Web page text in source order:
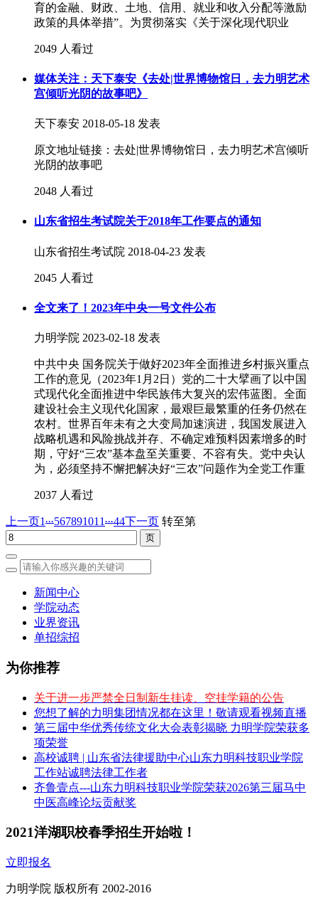
育的金融、财政、土地、信用、就业和收入分配等激励
政策的具体举措”。为贯彻落实《关于深化现代职业
2049 人看过
媒体关注：天下泰安《去处|世界博物馆日，去力明艺术
宫倾听光阴的故事吧》
天下泰安 2018-05-18 发表
原文地址链接：去处|世界博物馆日，去力明艺术宫倾听
光阴的故事吧
2048 人看过
山东省招生考试院关于2018年工作要点的通知
山东省招生考试院 2018-04-23 发表
2045 人看过
全文来了！2023年中央一号文件公布
力明学院 2023-02-18 发表
中共中央 国务院关于做好2023年全面推进乡村振兴重点
工作的意见（2023年1月2日）党的二十大擘画了以中国
式现代化全面推进中华民族伟大复兴的宏伟蓝图。全面
建设社会主义现代化国家，最艰巨最繁重的任务仍然在
农村。世界百年未有之大变局加速演进，我国发展进入
战略机遇和风险挑战并存、不确定难预料因素增多的时
期，守好“三农”基本盘至关重要、不容有失。党中央认
为，必须坚持不懈把解决好“三农”问题作为全党工作重
2037 人看过
上一页1...567891011...44下一页 转至第
新闻中心
学院动态
业界资讯
单招综招
为你推荐
关于进一步严禁全日制新生挂读、空挂学籍的公告
您想了解的力明集团情况都在这里！敬请观看视频直播
第三届中华优秀传统文化大会表彰揭晓 力明学院荣获多
项荣誉
高校诚聘 | 山东省法律援助中心山东力明科技职业学院
工作站诚聘法律工作者
齐鲁壹点---山东力明科技职业学院荣获2026第三届马中
中医高峰论坛贡献奖
2021洋湖职校春季招生开始啦！
立即报名
力明学院 版权所有 2002-2016